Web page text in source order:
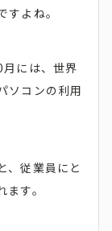
よね。
には、世界
ソコンの利用
、従業員にと
す。